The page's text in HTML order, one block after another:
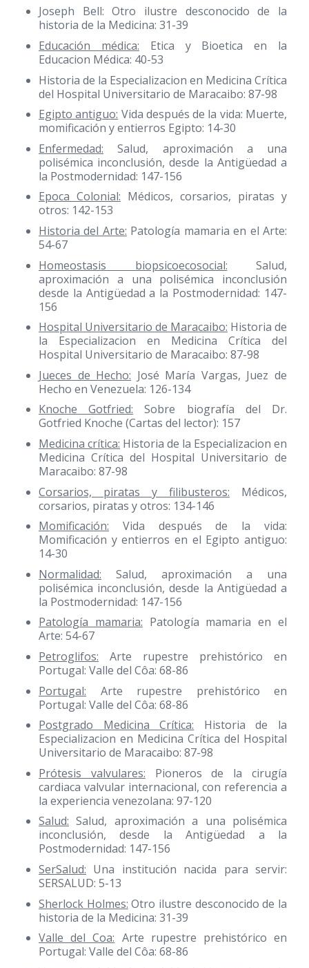
Joseph Bell: Otro ilustre desconocido de la
historia de la Medicina: 31-39
Educación médica: Etica y Bioetica en la
Educacion Médica: 40-53
Historia de la Especializacion en Medicina Crítica
del Hospital Universitario de Maracaibo: 87-98
Egipto antiguo: Vida después de la vida: Muerte,
momificación y entierros Egipto: 14-30
Enfermedad: Salud, aproximación a una
polisémica inconclusión, desde la Antigüedad a
la Postmodernidad: 147-156
Epoca Colonial: Médicos, corsarios, piratas y
otros: 142-153
Historia del Arte: Patología mamaria en el Arte:
54-67
Homeostasis biopsicoecosocial: Salud,
aproximación a una polisémica inconclusión
desde la Antigüedad a la Postmodernidad: 147-
156
Hospital Universitario de Maracaibo: Historia de
la Especializacion en Medicina Crítica del
Hospital Universitario de Maracaibo: 87-98
Jueces de Hecho: José María Vargas, Juez de
Hecho en Venezuela: 126-134
Knoche Gotfried: Sobre biografía del Dr.
Gotfried Knoche (Cartas del lector): 157
Medicina crítica: Historia de la Especializacion en
Medicina Crítica del Hospital Universitario de
Maracaibo: 87-98
Corsarios, piratas y filibusteros: Médicos,
corsarios, piratas y otros: 134-146
Momificación: Vida después de la vida:
Momificación y entierros en el Egipto antiguo:
14-30
Normalidad: Salud, aproximación a una
polisémica inconclusión, desde la Antigüedad a
la Postmodernidad: 147-156
Patología mamaria: Patología mamaria en el
Arte: 54-67
Petroglifos: Arte rupestre prehistórico en
Portugal: Valle del Côa: 68-86
Portugal: Arte rupestre prehistórico en
Portugal: Valle del Côa: 68-86
Postgrado Medicina Crítica: Historia de la
Especializacion en Medicina Crítica del Hospital
Universitario de Maracaibo: 87-98
Prótesis valvulares: Pioneros de la cirugía
cardiaca valvular internacional, con referencia a
la experiencia venezolana: 97-120
Salud: Salud, aproximación a una polisémica
inconclusión, desde la Antigüedad a la
Postmodernidad: 147-156
SerSalud: Una institución nacida para servir:
SERSALUD: 5-13
Sherlock Holmes: Otro ilustre desconocido de la
historia de la Medicina: 31-39
Valle del Coa: Arte rupestre prehistórico en
Portugal: Valle del Côa: 68-86